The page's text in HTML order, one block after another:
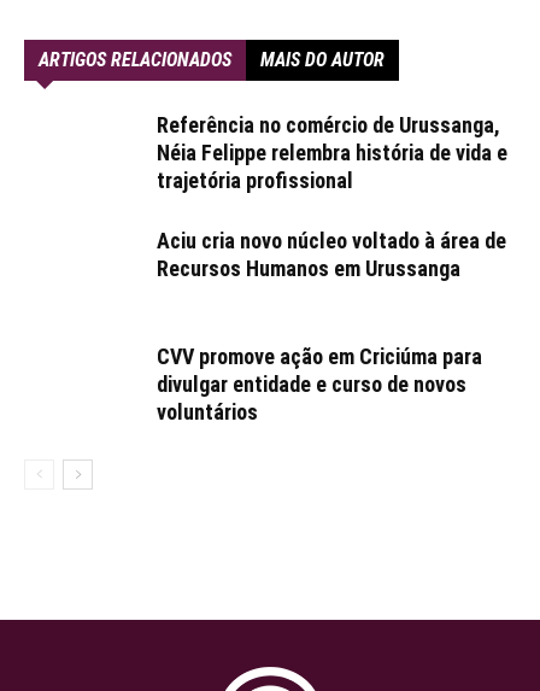
ARTIGOS RELACIONADOS MAIS DO AUTOR
Referência no comércio de Urussanga,
Néia Felippe relembra história de vida e
trajetória profissional
Aciu cria novo núcleo voltado à área de
Recursos Humanos em Urussanga
CVV promove ação em Criciúma para
divulgar entidade e curso de novos
voluntários